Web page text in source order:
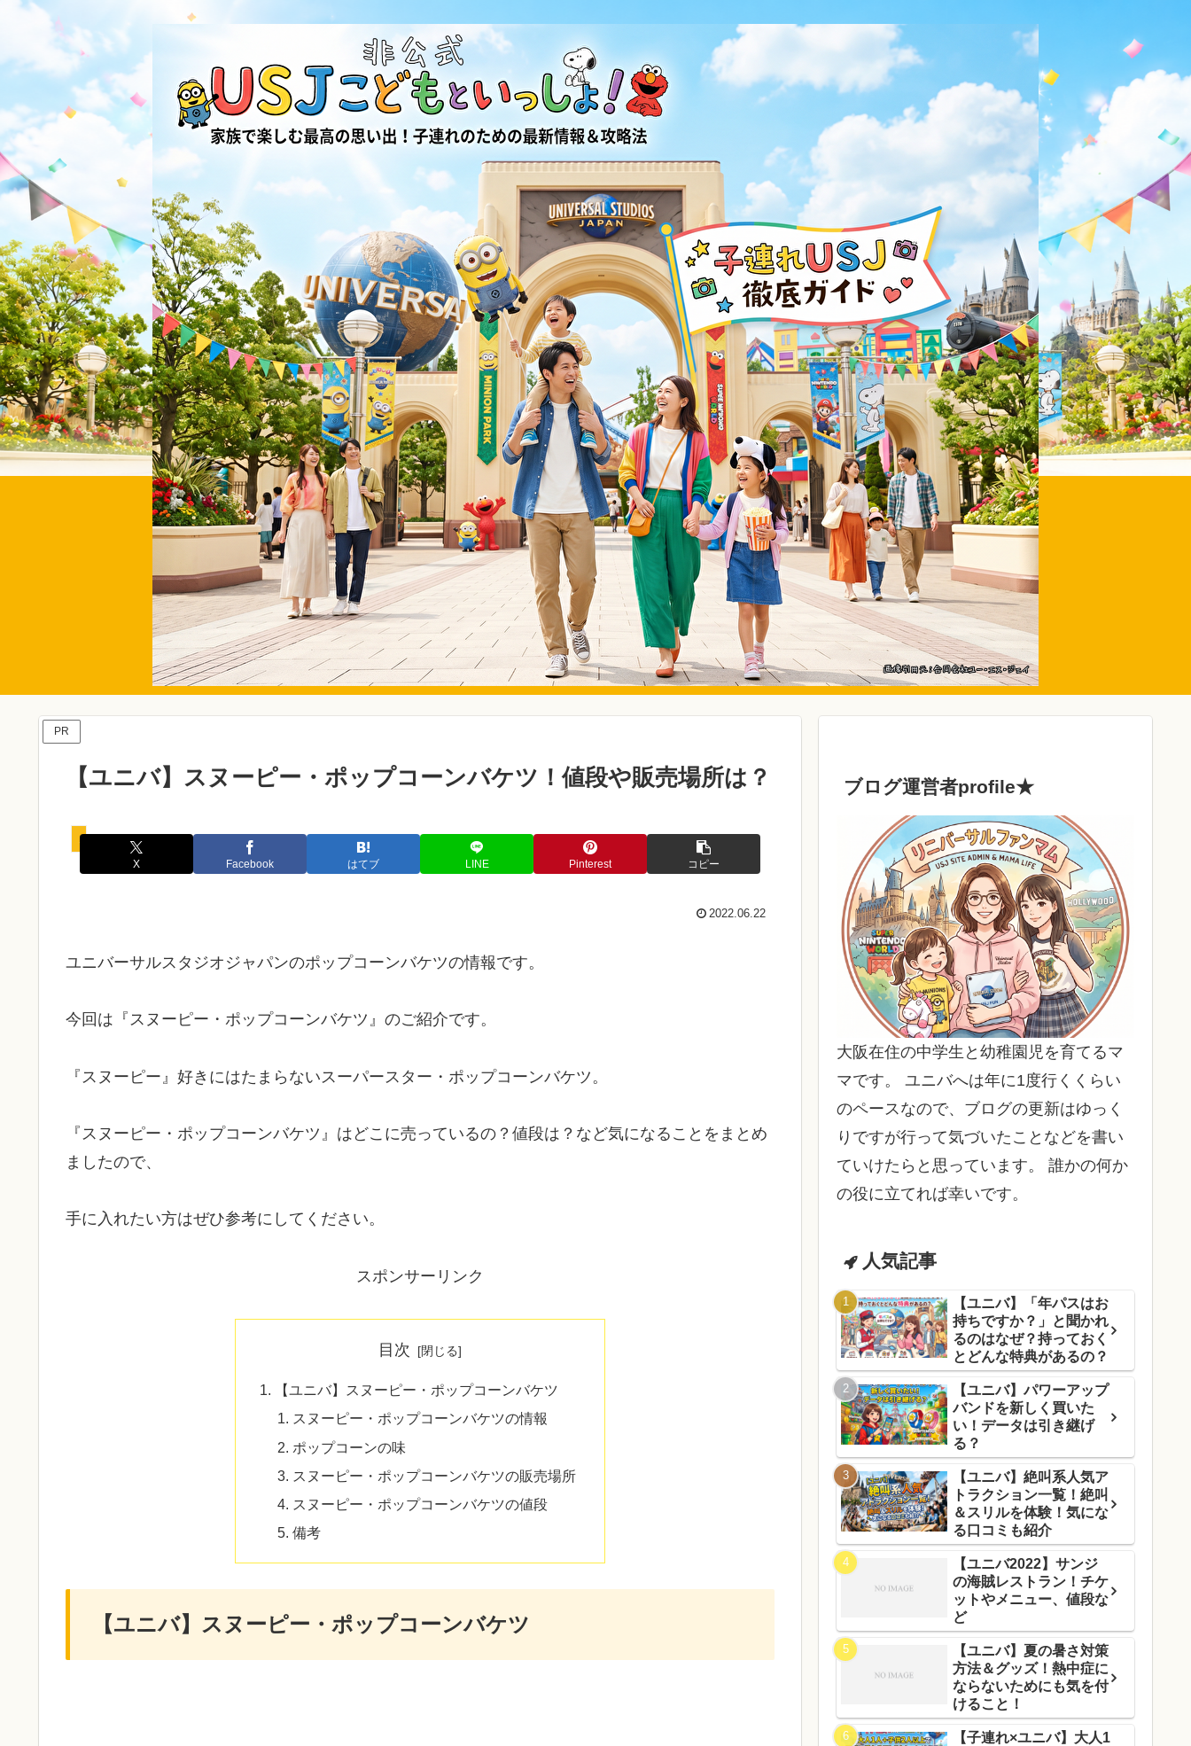
PR
【ユニバ】スヌーピー・ポップコーンバケツ！値段や販売場所は？
ポップコーンバケツ
X Facebook はてブ LINE Pinterest コピー
2022.06.22
ユニバーサルスタジオジャパンのポップコーンバケツの情報です。
今回は『スヌーピー・ポップコーンバケツ』のご紹介です。
『スヌーピー』好きにはたまらないスーパースター・ポップコーンバケツ。
『スヌーピー・ポップコーンバケツ』はどこに売っているの？値段は？など気になることをまとめ
ましたので、
手に入れたい方はぜひ参考にしてください。
スポンサーリンク
目次
【ユニバ】スヌーピー・ポップコーンバケツ
スヌーピー・ポップコーンバケツの情報
ポップコーンの味
スヌーピー・ポップコーンバケツの販売場所
スヌーピー・ポップコーンバケツの値段
備考
【ユニバ】スヌーピー・ポップコーンバケツ
ブログ運営者profile★
大阪在住の中学生と幼稚園児を育てるマ
マです。 ユニバへは年に1度行くくらい
のペースなので、ブログの更新はゆっく
りですが行って気づいたことなどを書い
ていけたらと思っています。 誰かの何か
の役に立てれば幸いです。
人気記事
【ユニバ】「年パスはお
持ちですか？」と聞かれ
るのはなぜ？持っておく
とどんな特典があるの？
【ユニバ】パワーアップ
バンドを新しく買いた
い！データは引き継げ
る？
【ユニバ】絶叫系人気ア
トラクション一覧！絶叫
＆スリルを体験！気にな
る口コミも紹介
【ユニバ2022】サンジ
の海賊レストラン！チケ
ットやメニュー、値段な
ど
【ユニバ】夏の暑さ対策
方法＆グッズ！熱中症に
ならないためにも気を付
けること！
【子連れ×ユニバ】大人1